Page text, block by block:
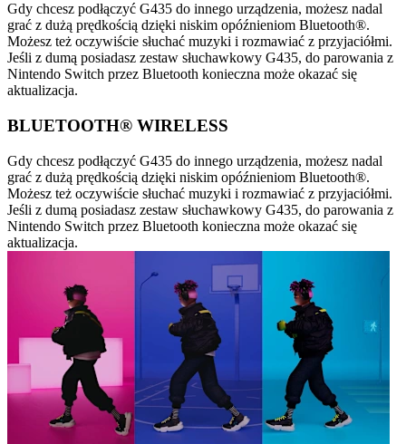
Gdy chcesz podłączyć G435 do innego urządzenia, możesz nadal
grać z dużą prędkością dzięki niskim opóźnieniom Bluetooth®.
Możesz też oczywiście słuchać muzyki i rozmawiać z przyjaciółmi.
Jeśli z dumą posiadasz zestaw słuchawkowy G435, do parowania z
Nintendo Switch przez Bluetooth konieczna może okazać się
aktualizacja.
BLUETOOTH® WIRELESS
Gdy chcesz podłączyć G435 do innego urządzenia, możesz nadal
grać z dużą prędkością dzięki niskim opóźnieniom Bluetooth®.
Możesz też oczywiście słuchać muzyki i rozmawiać z przyjaciółmi.
Jeśli z dumą posiadasz zestaw słuchawkowy G435, do parowania z
Nintendo Switch przez Bluetooth konieczna może okazać się
aktualizacja.